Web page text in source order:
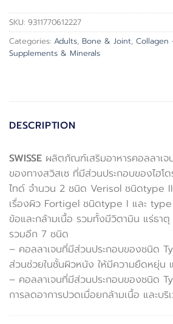
SKU: 9311770612227
Categories: Adults, Bone & Joint, Collagen
Supplements & Minerals
DESCRIPTION
SWISSE ผลิตภัณฑ์เสริมอาหารคอลลาเจ
ของทางสวิสเซ ที่มีส่วนประกอบของไฮโ
ไทด์ จำนวน 2 ชนิด Verisol ชนิดtype
เรื่องผิว Fortigel ชนิดtype I และ type
ข้อและกล้ามเนื้อ รวมทั้งมีวิตามิน แร่ธาตุ
รวมอีก 7 ชนิด
– คอลลาเจนที่มีส่วนประกอบของชนิด
ส่วนช่วยในชั้นผิวหนัง ให้มีความยืดหยุ่น
– คอลลาเจนที่มีส่วนประกอบของชนิด
การลดอาการปวดเมื่อยกล้ามเนื้อ และบ